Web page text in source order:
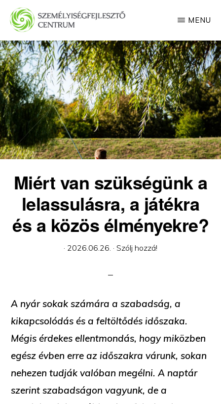
Skip
main
content
SZEMÉLYISÉGFEJLESZTŐ
CENTRUM
MENU
Miért van szükségünk a
lelassulásra, a játékra
és a közös élményekre?
· 2026.06.26. · Szólj hozzá!
A nyár sokak számára a szabadság, a
kikapcsolódás és a feltöltődés időszaka.
Mégis érdekes ellentmondás, hogy miközben
egész évben erre az időszakra várunk, sokan
nehezen tudják valóban megélni. A naptár
szerint szabadságon vagyunk, de a